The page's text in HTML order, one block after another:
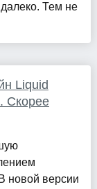
Тем не
Liquid
Скорее
новой версии